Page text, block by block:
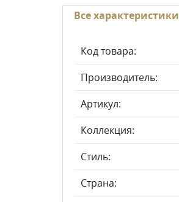
Все характеристики
Код товара:
Производитель:
Артикул:
Коллекция:
Стиль:
Страна: